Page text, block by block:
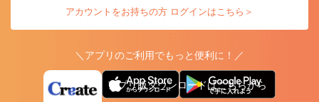
アカウントをお持ちの方 ログインはこちら＞
＼アプリのご利用でもっと便利に！／
アプリ版ダウンロードはこちらから